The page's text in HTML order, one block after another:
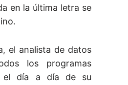
en la última letra se
el analista de datos
los programas
el día a día de su